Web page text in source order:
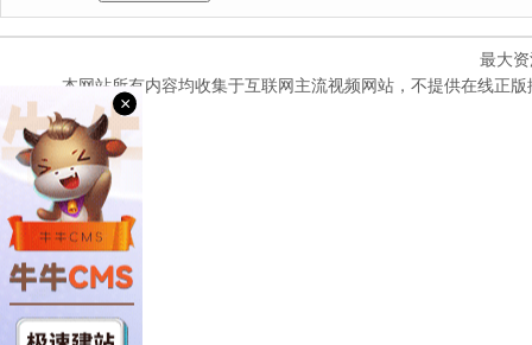
最大
本网站所有内容均收集于互联网主流视频网站，不提供在线正
×